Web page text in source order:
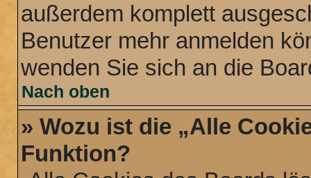
außerdem komplett
Benutzer mehr anmelden
wenden Sie sich an die
Nach oben
» Wozu ist die „Alle
Funktion?